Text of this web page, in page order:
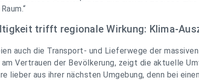
trifft regionale Wirkung: Klima-
auch die Transport- und Lieferwege der
Vertrauen der Bevölkerung, zeigt die aktuelle
lieber aus ihrer nächsten Umgebung, denn bei